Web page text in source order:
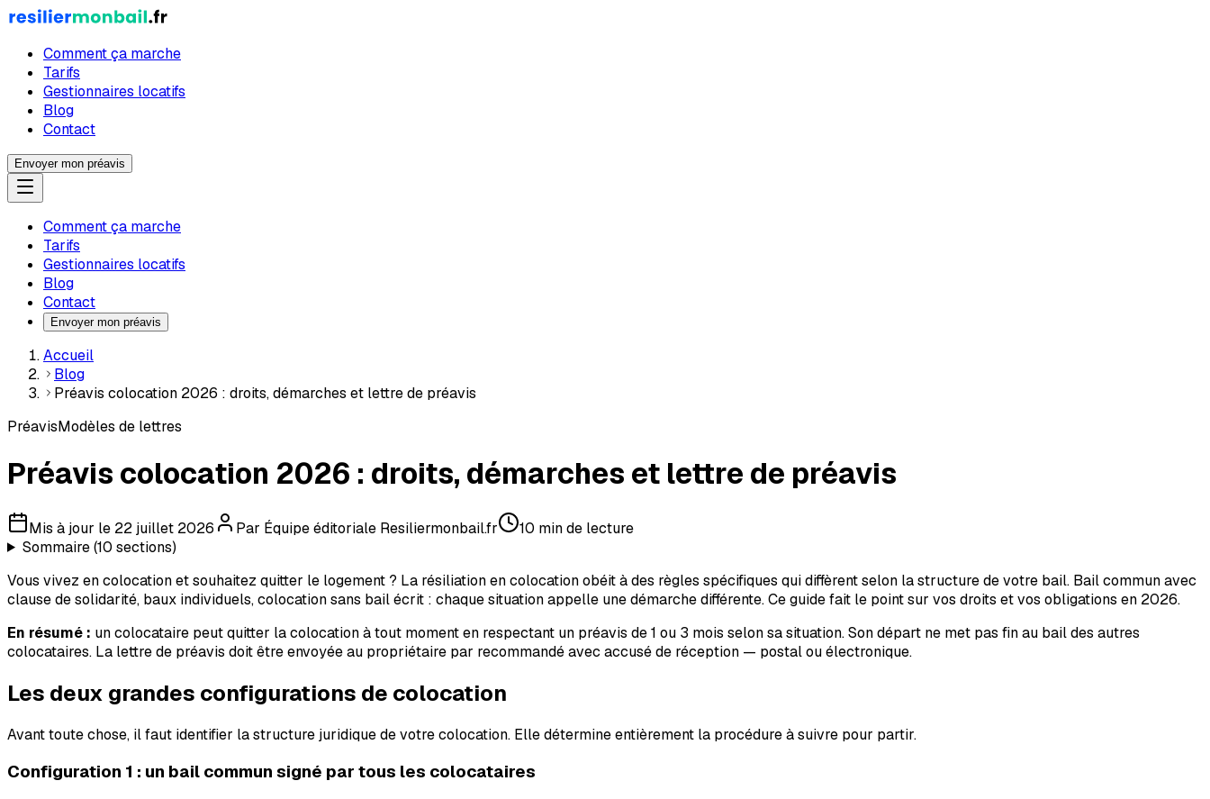
Comment ça marche
Tarifs
Gestionnaires locatifs
Blog
Contact
Envoyer mon préavis
Comment ça marche
Tarifs
Gestionnaires locatifs
Blog
Contact
Envoyer mon préavis
Accueil
Blog
Préavis colocation 2026 : droits, démarches et lettre de préavis
PréavisModèles de lettres
Préavis colocation 2026 : droits, démarches et lettre de préavis
Mis à jour le 22 juillet 2026 Par Équipe éditoriale Resiliermonbail.fr 10 min de lecture
Sommaire (10 sections)
Vous vivez en colocation et souhaitez quitter le logement ? La résiliation en colocation obéit à des règles spécifiques qui diffèrent selon la structure de votre bail. Bail commun avec
clause de solidarité, baux individuels, colocation sans bail écrit : chaque situation appelle une démarche différente. Ce guide fait le point sur vos droits et vos obligations en 2026.
En résumé : un colocataire peut quitter la colocation à tout moment en respectant un préavis de 1 ou 3 mois selon sa situation. Son départ ne met pas fin au bail des autres
colocataires. La lettre de préavis doit être envoyée au propriétaire par recommandé avec accusé de réception — postal ou électronique.
Les deux grandes configurations de colocation
Avant toute chose, il faut identifier la structure juridique de votre colocation. Elle détermine entièrement la procédure à suivre pour partir.
Configuration 1 : un bail commun signé par tous les colocataires